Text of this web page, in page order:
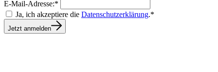
E-Mail-Adresse:*
Ja, ich akzeptiere die Datenschutzerklärung.*
Jetzt anmelden